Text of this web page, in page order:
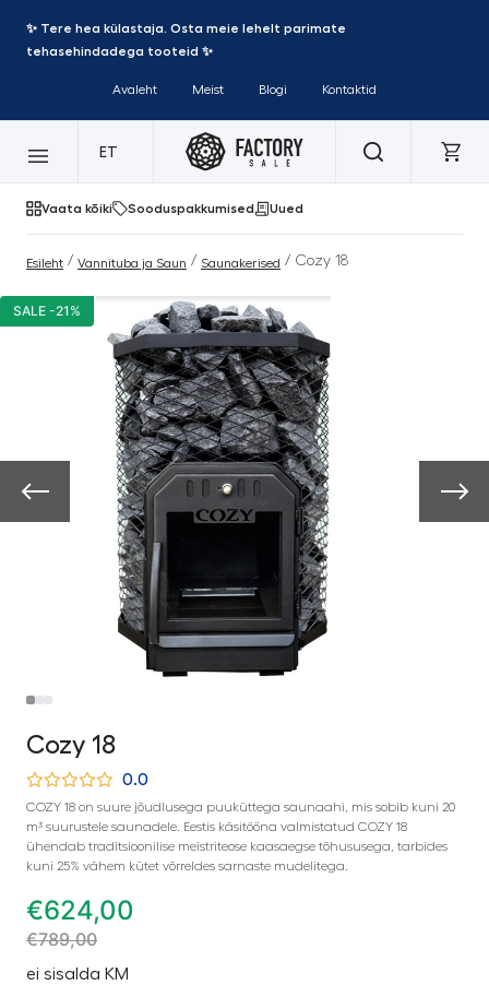
✨ Tere hea külastaja. Osta meie lehelt parimate
tehasehindadega tooteid ✨
Avaleht Meist Blogi Kontaktid
ET
Vaata kõiki Sooduspakkumised Uued
Esileht / Vannituba ja Saun / Saunakerised / Cozy 18
SALE -21%
Cozy 18
0.0
COZY 18 on suure jõudlusega puuküttega saunaahi, mis sobib kuni 20
m³ suurustele saunadele. Eestis käsitööna valmistatud COZY 18
ühendab traditsioonilise meistriteose kaasaegse tõhususega, tarbides
kuni 25% vähem kütet võrreldes sarnaste mudelitega.
€624,00
€789,00
ei sisalda KM